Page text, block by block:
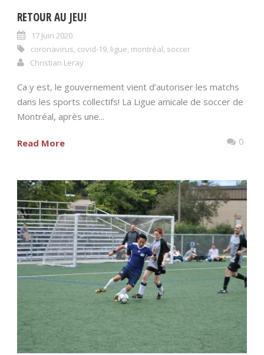
RETOUR AU JEU!
17 Juin 2020
coronavirus, covid-19, ligue, montréal, soccer
Christian Leray
Ca y est, le gouvernement vient d’autoriser les matchs
dans les sports collectifs! La Ligue amicale de soccer de
Montréal, après une...
Read More 0